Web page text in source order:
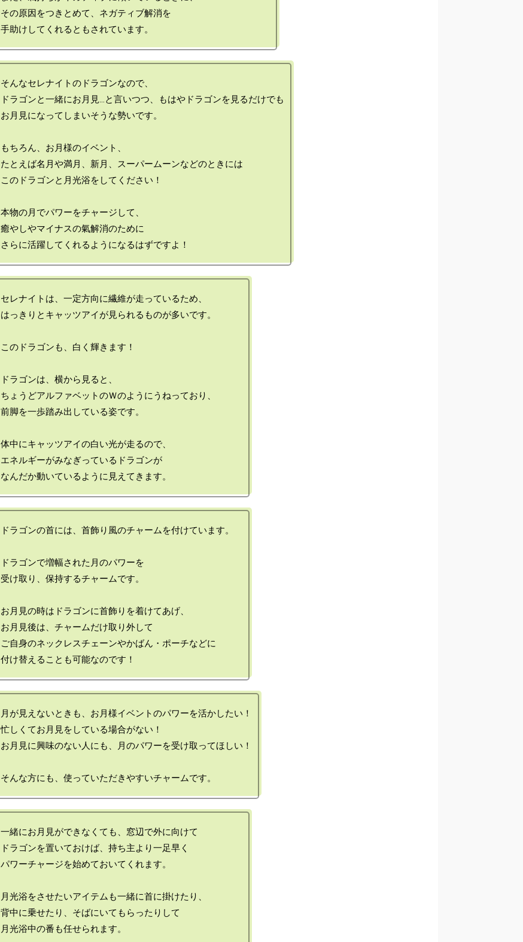
その原因をつきとめて、ネガティブ解消を
そんなセレナイトのドラゴンなので、
ドラゴンと一緒にお月見…と言いつつ、もはやドラゴンを見るだけでも
お月見になってしまいそうな勢いです。
もちろん、お月様のイベント、
たとえば名月や満月、新月、スーパームーンなどのときには
このドラゴンと月光浴をしてください！
本物の月でパワーをチャージして、
癒やしやマイナスの氣解消のために
セレナイトは、一定方向に繊維が走っているため、
はっきりとキャッツアイが見られるものが多いです。
このドラゴンも、白く輝きます！
ドラゴンは、横から見ると、
ちょうどアルファベットのＷのようにうねっており、
前脚を一歩踏み出している姿です。
体中にキャッツアイの白い光が走るので、
エネルギーがみなぎっているドラゴンが
ドラゴンの首には、首飾り風のチャームを付けています。
ドラゴンで増幅された月のパワーを
受け取り、保持するチャームです。
お月見の時はドラゴンに首飾りを着けてあげ、
お月見後は、チャームだけ取り外して
ご自身のネックレスチェーンやかばん・ポーチなどに
月が見えないときも、お月様イベントのパワーを活かしたい！
忙しくてお月見をしている場合がない！
お月見に興味のない人にも、月のパワーを受け取ってほしい！
一緒にお月見ができなくても、窓辺で外に向けて
ドラゴンを置いておけば、持ち主より一足早く
パワーチャージを始めておいてくれます。
月光浴をさせたいアイテムも一緒に首に掛けたり、
背中に乗せたり、そばにいてもらったりして